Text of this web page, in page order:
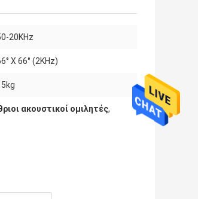
20KHz
Χ 66° (2KHz)
ακουστικοί ομιλητές,